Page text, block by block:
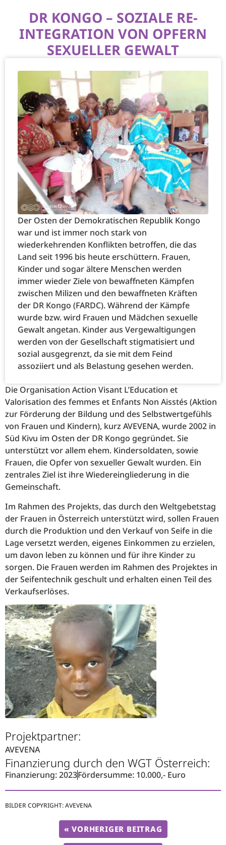
DR KONGO – SOZIALE RE-
INTEGRATION VON OPFERN
SEXUELLER GEWALT
Der Osten der Demokratischen Republik Kongo
war und ist immer noch stark von
wiederkehrenden Konflikten betroffen, die das
Land seit 1996 bis heute erschüttern. Frauen,
Kinder und sogar ältere Menschen werden
immer wieder Ziele von bewaffneten Kämpfen
zwischen Milizen und den bewaffneten Kräften
der DR Kongo (FARDC). Während der Kämpfe
wurde bzw. wird Frauen und Mädchen sexuelle
Gewalt angetan. Kinder aus Vergewaltigungen
werden von der Gesellschaft stigmatisiert und
sozial ausgegrenzt, da sie mit dem Feind
assoziiert und als Belastung gesehen werden.
Die Organisation Action Visant L’Education et
Valorisation des femmes et Enfants Non Aisstés (Aktion
zur Förderung der Bildung und des Selbstwertgefühls
von Frauen und Kindern), kurz AVEVENA, wurde 2002 in
Süd Kivu im Osten der DR Kongo gegründet. Sie
unterstützt vor allem ehem. Kindersoldaten, sowie
Frauen, die Opfer von sexueller Gewalt wurden. Ein
zentrales Ziel ist ihre Wiedereingliederung in die
Gemeinschaft.
Im Rahmen des Projekts, das durch den Weltgebetstag
der Frauen in Österreich unterstützt wird, sollen Frauen
durch die Produktion und den Verkauf von Seife in die
Lage versetzt werden, eigenes Einkommen zu erzielen,
um davon leben zu können und für ihre Kinder zu
sorgen. Die Frauen werden im Rahmen des Projektes in
der Seifentechnik geschult und erhalten einen Teil des
Verkaufserlöses.
Projektpartner:
AVEVENA
Finanzierung durch den WGT Österreich:
Finanzierung: 2023Fördersumme: 10.000,- Euro
BILDER COPYRIGHT: AVEVENA
« VORHERIGER BEITRAG